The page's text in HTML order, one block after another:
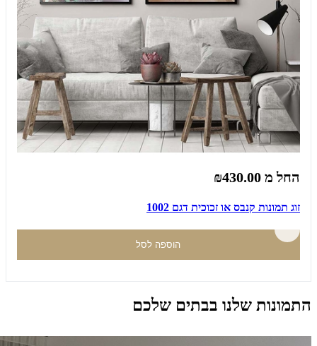
החל מ ₪430.00
זוג תמונות קנבס או זכוכית דגם 1002
הוספה לסל
התמונות שלנו בבתים שלכם